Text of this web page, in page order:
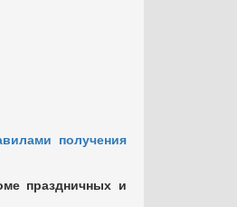
получения
праздничных и